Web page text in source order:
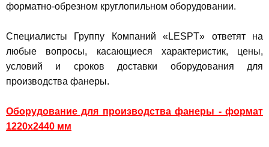
форматно-обрезном круглопильном оборудовании.
Специалисты Группу Компаний «LESPT» ответят на
любые вопросы, касающиеся характеристик, цены,
условий и сроков доставки оборудования для
производства фанеры.
Оборудование для производства фанеры - формат
1220x2440 мм